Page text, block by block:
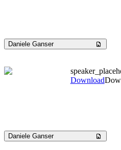
Daniele Ganser
Download
Daniele Ganser